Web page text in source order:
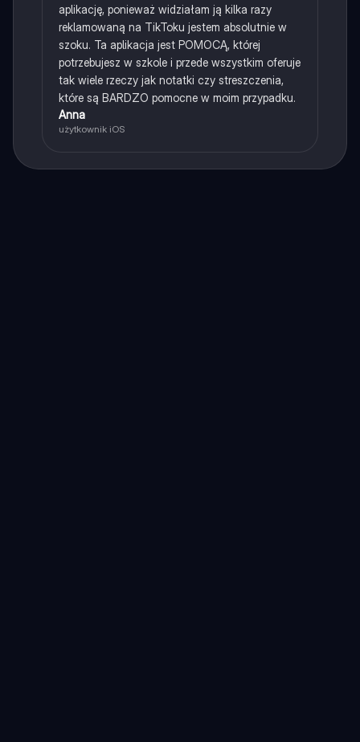
aplikację, ponieważ widziałam ją kilka razy
reklamowaną na TikToku jestem absolutnie w
szoku. Ta aplikacja jest POMOCĄ, której
potrzebujesz w szkole i przede wszystkim oferuje
tak wiele rzeczy jak notatki czy streszczenia,
które są BARDZO pomocne w moim przypadku.
Anna
użytkownik iOS